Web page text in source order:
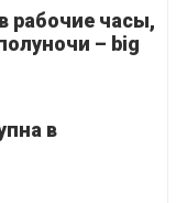
рабочие часы,
– big
в